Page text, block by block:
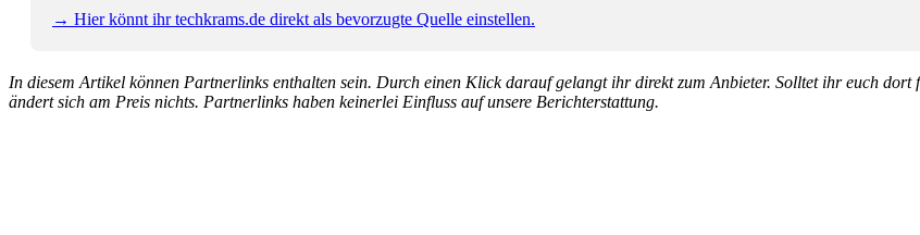
→ Hier könnt ihr techkrams.de direkt als bevorzugte Quelle einstellen.
In diesem Artikel können Partnerlinks enthalten sein. Durch einen Klick darauf gelangt ihr direkt zum Anbieter. Solltet ihr euch
ändert sich am Preis nichts. Partnerlinks haben keinerlei Einfluss auf unsere Berichterstattung.